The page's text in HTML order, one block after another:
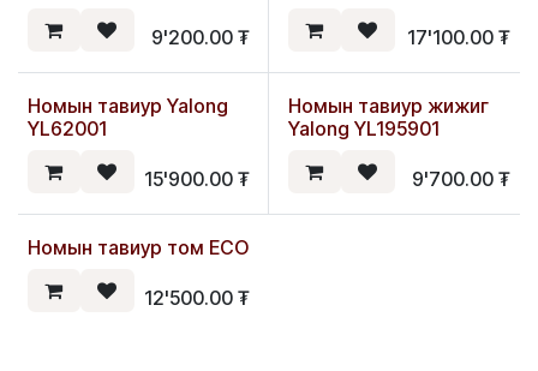
9'200.00₮ 17'100.00₮
Номын тавиур Yalong
YL62001
15'900.00₮
Номын тавиур жижиг
Yalong YL195901
9'700.00₮
Номын тавиур том ECO
12'500.00₮